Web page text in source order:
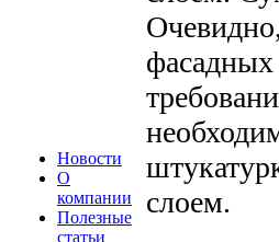
Новости
О
компании
Полезные
статьи
фасадных
слоем.